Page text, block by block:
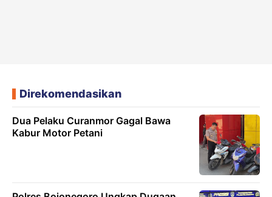
Direkomendasikan
Dua Pelaku Curanmor Gagal Bawa
Kabur Motor Petani